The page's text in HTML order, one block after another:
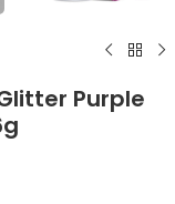
Purple